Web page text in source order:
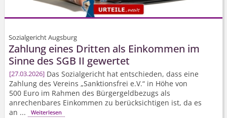
Sozialgericht Augsburg
Zahlung eines Dritten als Einkommen im
Sinne des SGB II gewertet
27.03.2026 Das Sozialgericht hat entschieden, dass eine
Zahlung des Vereins „Sanktionsfrei e.V.“ in Höhe von
500 Euro im Rahmen des Bürgergeldbezugs als
anrechenbares Einkommen zu berücksichtigen ist, da es
an ...
Weiterlesen